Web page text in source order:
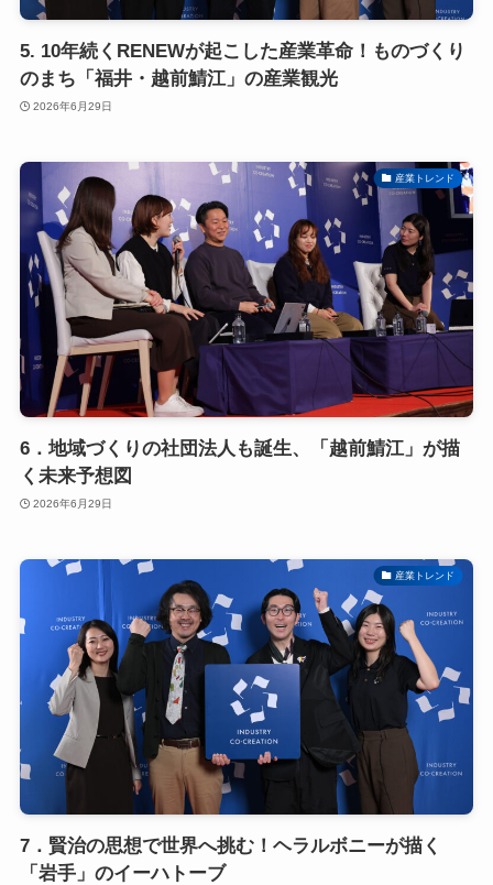
5. 10年続くRENEWが起こした産業革命！ものづくり
のまち「福井・越前鯖江」の産業観光
2026年6月29日
産業トレンド
6．地域づくりの社団法人も誕生、「越前鯖江」が描
く未来予想図
2026年6月29日
産業トレンド
7．賢治の思想で世界へ挑む！ヘラルボニーが描く
「岩手」のイーハトーブ